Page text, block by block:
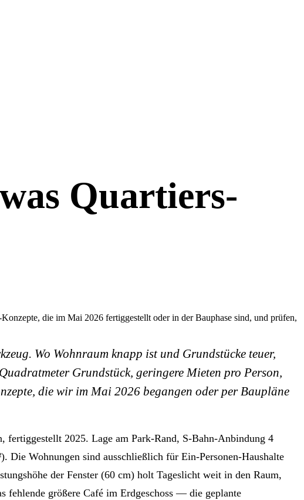
Quartiers-
die im Mai 2026 fertiggestellt oder in der Bauphase sind, und prüfen,
Wo Wohnraum knapp ist und Grundstücke teuer,
Grundstück, geringere Mieten pro Person,
die wir im Mai 2026 begangen oder per Baupläne
fertiggestellt 2025. Lage am Park-Rand, S-Bahn-Anbindung 4
Wohnungen sind ausschließlich für Ein-Personen-Haushalte
der Fenster (60 cm) holt Tageslicht weit in den Raum,
fehlende größere Café im Erdgeschoss — die geplante